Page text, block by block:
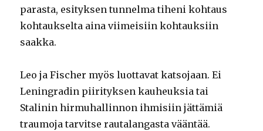
parasta, esityksen tunnelma tiheni kohtaus
kohtaukselta aina viimeisiin kohtauksiin
saakka.
Leo ja Fischer myös luottavat katsojaan. Ei
Leningradin piirityksen kauheuksia tai
Stalinin hirmuhallinnon ihmisiin jättämiä
traumoja tarvitse rautalangasta vääntää.